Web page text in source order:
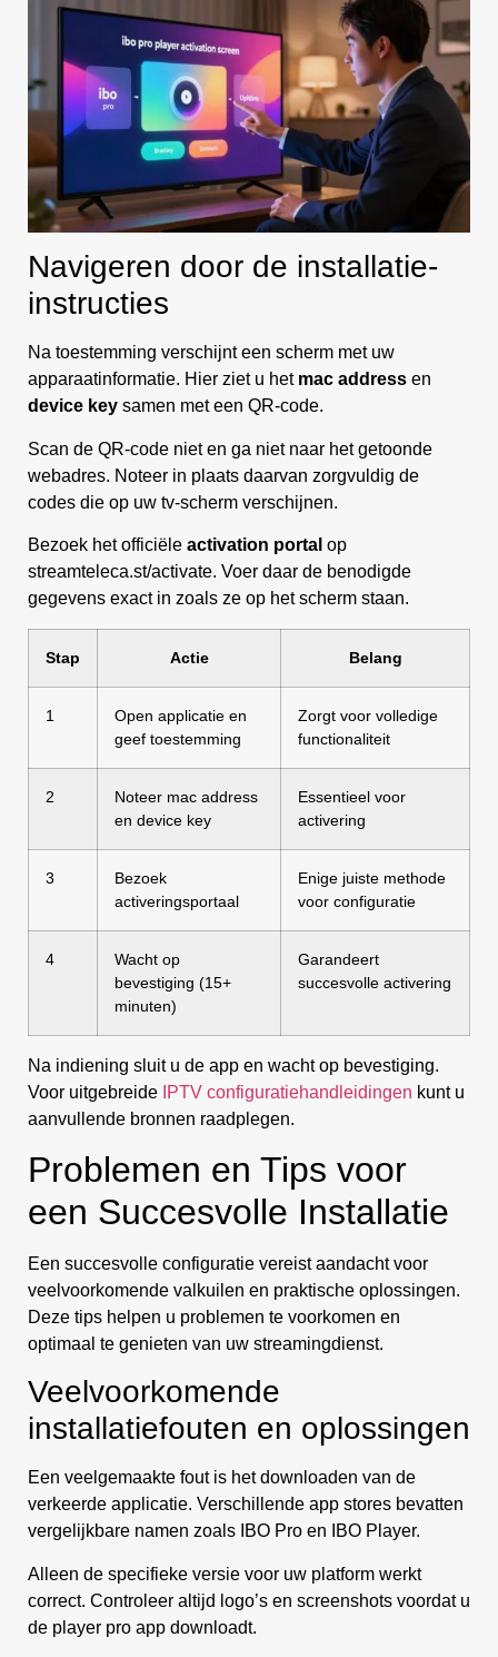
Navigeren door de installatie-
instructies
Na toestemming verschijnt een scherm met uw
apparaatinformatie. Hier ziet u het mac address en
device key samen met een QR-code.
Scan de QR-code niet en ga niet naar het getoonde
webadres. Noteer in plaats daarvan zorgvuldig de
codes die op uw tv-scherm verschijnen.
Bezoek het officiële activation portal op
streamteleca.st/activate. Voer daar de benodigde
gegevens exact in zoals ze op het scherm staan.
Stap Actie Belang
1
Open applicatie en
geef toestemming
Zorgt voor volledige
functionaliteit
2
Noteer mac address
en device key
Essentieel voor
activering
3
Bezoek
activeringsportaal
Enige juiste methode
voor configuratie
4
Wacht op
bevestiging (15+
minuten)
Garandeert
succesvolle activering
Na indiening sluit u de app en wacht op bevestiging.
Voor uitgebreide IPTV configuratiehandleidingen kunt u
aanvullende bronnen raadplegen.
Problemen en Tips voor
een Succesvolle Installatie
Een succesvolle configuratie vereist aandacht voor
veelvoorkomende valkuilen en praktische oplossingen.
Deze tips helpen u problemen te voorkomen en
optimaal te genieten van uw streamingdienst.
Veelvoorkomende
installatiefouten en oplossingen
Een veelgemaakte fout is het downloaden van de
verkeerde applicatie. Verschillende app stores bevatten
vergelijkbare namen zoals IBO Pro en IBO Player.
Alleen de specifieke versie voor uw platform werkt
correct. Controleer altijd logo’s en screenshots voordat u
de player pro app downloadt.